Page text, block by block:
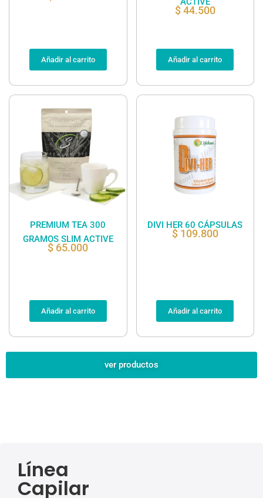
Añadir al carrito
$44.500
Añadir al carrito
PREMIUM TEA 300
GRAMOS SLIM ACTIVE
$ 65.000
Añadir al carrito
DIVI HER 60 CÁPSULAS
$109.800
Añadir al carrito
ver productos
Línea
Capilar